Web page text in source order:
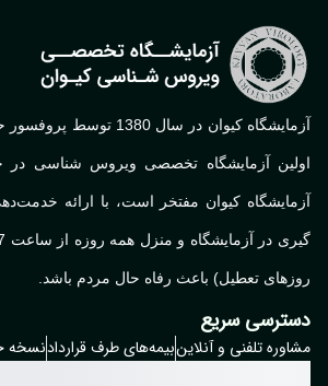
آزمایشگاه کیوان در سال 1380 توسط
آزمایشگاه تخصصی ویروس شناسی در
کیوان مفتخر است، با ارائه خدمت‌دهی
تعطیل) باعث رفاه حال مردم باشد.
سریع
تلفنی و آنلاینبیمه‌های طرف قراردادنسخه خوانی